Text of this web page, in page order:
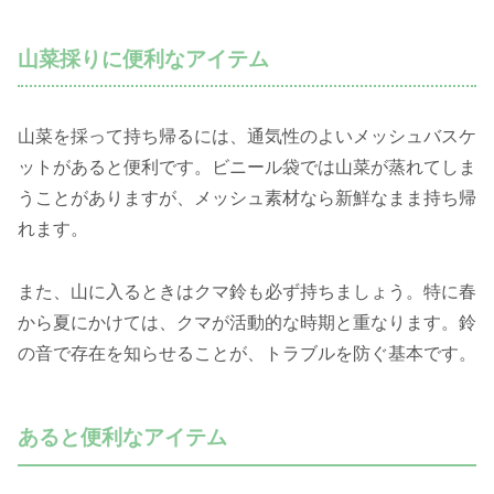
山菜採りに便利なアイテム
山菜を採って持ち帰るには、通気性のよいメッシュバスケ
ットがあると便利です。ビニール袋では山菜が蒸れてしま
うことがありますが、メッシュ素材なら新鮮なまま持ち帰
れます。
また、山に入るときはクマ鈴も必ず持ちましょう。特に春
から夏にかけては、クマが活動的な時期と重なります。鈴
の音で存在を知らせることが、トラブルを防ぐ基本です。
あると便利なアイテム